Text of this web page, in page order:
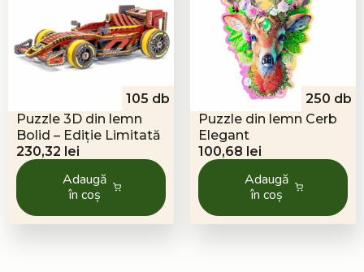
105 db
Puzzle 3D din lemn
Bolid – Ediție Limitată
230,32 lei
Adaugă
în coș
250 db
Puzzle din lemn Cerb
Elegant
100,68 lei
Adaugă
în coș